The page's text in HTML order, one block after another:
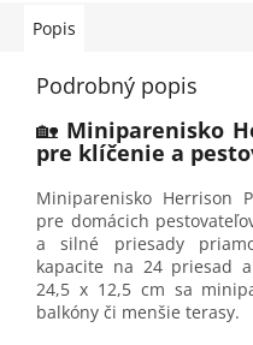
Popis
Podrobný popis
🏡 Miniparenisko
pre klíčenie a
Miniparenisko Herrison
pre domácich
a silné priesady
kapacite na 24 priesad
24,5 x 12,5 cm sa
balkóny či menšie terasy.